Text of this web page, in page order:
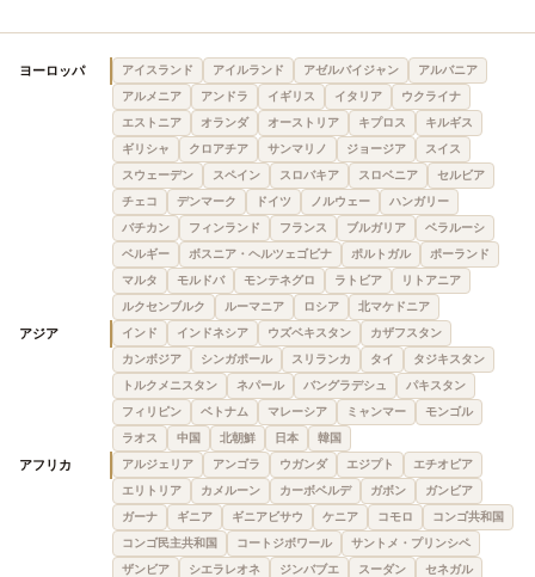
ヨーロッパ アイスランド アイルランド アゼルバイジャン
アルバニア
アルメニア
アンドラ イギリス イタリア
ウクライナ
エストニア
オランダ オーストリア キプロス
キルギス
ギリシャ
クロアチア サンマリノ ジョージア
スイス
スウェーデン
スペイン スロバキア スロベニア
セルビア
チェコ
デンマーク ドイツ ノルウェー
ハンガリー
バチカン
フィンランド フランス ブルガリア
ベラルーシ
ベルギー
ボスニア・ヘルツェゴビナ ポルトガル
ポーランド
マルタ
モルドバ モンテネグロ ラトビア
リトアニア
ルクセンブルク
ルーマニア ロシア 北マケドニア
アジア インド インドネシア ウズベキスタン
カザフスタン
カンボジア
シンガポール スリランカ タイ
タジキスタン
トルクメニスタン
ネパール バングラデシュ
パキスタン
フィリピン
ベトナム マレーシア ミャンマー
モンゴル
ラオス
中国 北朝鮮 日本 韓国
アフリカ アルジェリア アンゴラ ウガンダ エジプト
エチオピア
エリトリア
カメルーン カーボベルデ ガボン
ガンビア
ガーナ
ギニア ギニアビサウ ケニア コモロ
コンゴ共和国
コンゴ民主共和国
コートジボワール
サントメ・プリンシペ
ザンビア
シエラレオネ ジンバブエ スーダン
セネガル